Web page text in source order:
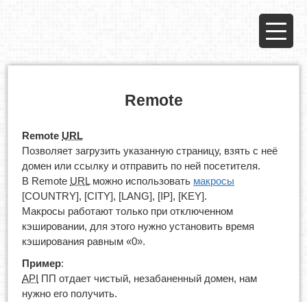
Remote
Remote URL
Позволяет загрузить указанную страницу, взять с неё
домен или ссылку и отправить по ней посетителя.
В Remote URLможно использовать макросы
[COUNTRY], [CITY], [LANG], [IP], [KEY].
Макросы работают только при отключенном
кэшировании, для этого нужно установить время
кэширования равным «0».
Пример:
API ПП отдает чистый, незабаненный домен, нам
нужно его получить.